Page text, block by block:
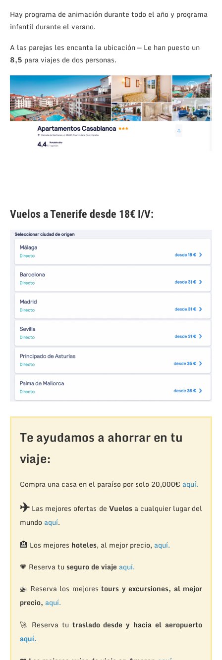
Hay programa de animación durante todo el año y programa
infantil durante el verano.
A las parejas les encanta la ubicación — Le han puesto un
8,5 para viajes de dos personas.
Vuelos a Tenerife desde 18€ I/V:
Te ayudamos a ahorrar en tu
viaje:
Compra una casa en el paraíso por solo 20,000€ aquí.
✈️Las mejores ofertas de Vuelosa cualquier lugar del
mundo aquí.
🏨 Los mejores hoteles, al mejor precio, aquí.
💗 Reserva tu seguro de viaje aquí.
🚁 Reserva los mejorestours y excursiones, al mejor
precio, aquí.
🚀 Reserva tu traslado desde y hacia el aeropuerto
aquí.